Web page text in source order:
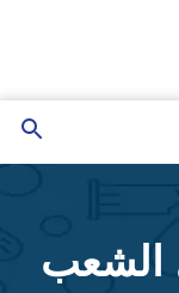
الشعب